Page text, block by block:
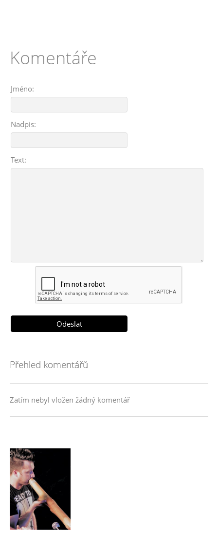
Komentáře
Jméno:
Nadpis:
Text:
Přehled komentářů
Zatím nebyl vložen žádný komentář